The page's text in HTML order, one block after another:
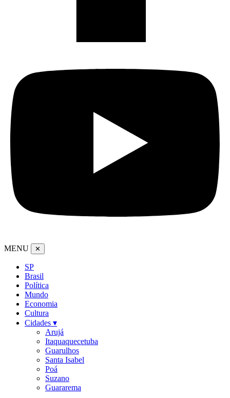
MENU ✕
SP
Brasil
Política
Mundo
Economia
Cultura
Cidades ▾
Arujá
Itaquaquecetuba
Guarulhos
Santa Isabel
Poá
Suzano
Guararema